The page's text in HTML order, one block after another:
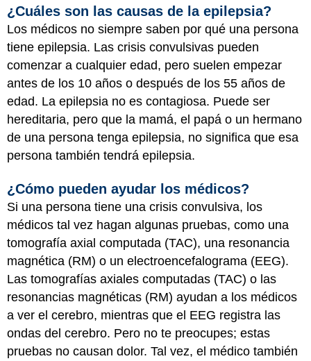
¿Cuáles son las causas de la epilepsia?
Los médicos no siempre saben por qué una persona
tiene epilepsia. Las crisis convulsivas pueden
comenzar a cualquier edad, pero suelen empezar
antes de los 10 años o después de los 55 años de
edad. La epilepsia no es contagiosa. Puede ser
hereditaria, pero que la mamá, el papá o un hermano
de una persona tenga epilepsia, no significa que esa
persona también tendrá epilepsia.
¿Cómo pueden ayudar los médicos?
Si una persona tiene una crisis convulsiva, los
médicos tal vez hagan algunas pruebas, como una
tomografía axial computada (TAC), una resonancia
magnética (RM) o un electroencefalograma (EEG).
Las tomografías axiales computadas (TAC) o las
resonancias magnéticas (RM) ayudan a los médicos
a ver el cerebro, mientras que el EEG registra las
ondas del cerebro. Pero no te preocupes; estas
pruebas no causan dolor. Tal vez, el médico también